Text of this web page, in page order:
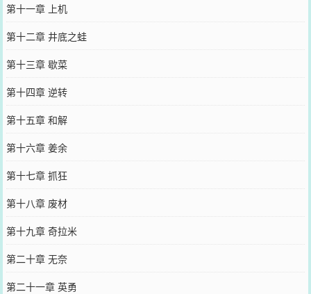
第十一章 上机
第十二章 井底之蛙
第十三章 歇菜
第十四章 逆转
第十五章 和解
第十六章 姜余
第十七章 抓狂
第十八章 废材
第十九章 奇拉米
第二十章 无奈
第二十一章 英勇